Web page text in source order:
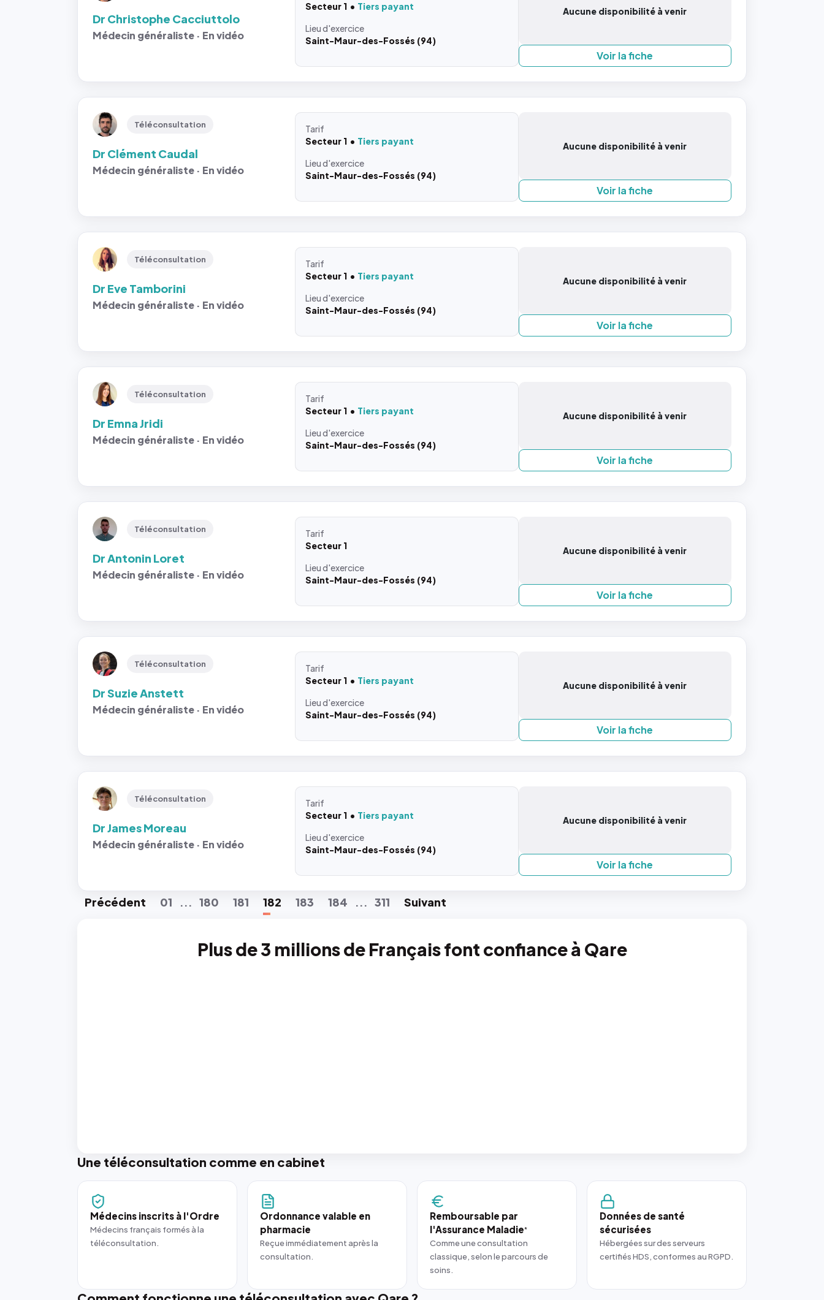
Dr Christophe Cacciuttolo
Médecin généraliste · En vidéo
Secteur 1
Tiers payant
Lieud'exercice
Saint-Maur-des-Fossés (94)
Aucune disponibilité à venir
Voir la fiche
Téléconsultation
Dr Clément Caudal
Médecin généraliste · En vidéo
Tarif
Secteur 1
Tiers payant
Lieud'exercice
Saint-Maur-des-Fossés (94)
Aucune disponibilité à venir
Voir la fiche
Téléconsultation
Dr Eve Tamborini
Médecin généraliste · En vidéo
Tarif
Secteur 1
Tiers payant
Lieud'exercice
Saint-Maur-des-Fossés (94)
Aucune disponibilité à venir
Voir la fiche
Téléconsultation
Dr Emna Jridi
Médecin généraliste · En vidéo
Tarif
Secteur 1
Tiers payant
Lieud'exercice
Saint-Maur-des-Fossés (94)
Aucune disponibilité à venir
Voir la fiche
Téléconsultation
Dr Antonin Loret
Médecin généraliste · En vidéo
Tarif
Secteur 1
Lieud'exercice
Saint-Maur-des-Fossés (94)
Aucune disponibilité à venir
Voir la fiche
Téléconsultation
Dr Suzie Anstett
Médecin généraliste · En vidéo
Tarif
Secteur 1
Tiers payant
Lieud'exercice
Saint-Maur-des-Fossés (94)
Aucune disponibilité à venir
Voir la fiche
Téléconsultation
Dr James Moreau
Médecin généraliste · En vidéo
Tarif
Secteur 1
Tiers payant
Lieud'exercice
Saint-Maur-des-Fossés (94)
Aucune disponibilité à venir
Voir la fiche
Précédent 01 ... 180 181 182 183 184 ... 311 Suivant
Plus de 3 millions de Français font confiance à Qare
Une téléconsultation comme en cabinet
Médecins inscrits à l'Ordre
Médecins français formés à la
téléconsultation.
Ordonnance valable en
pharmacie
Reçue immédiatement après la
consultation.
Remboursable par
l'Assurance Maladie*
Comme une consultation
classique, selon le parcours de
soins.
Données de santé
sécurisées
Hébergées sur des serveurs
certifiés HDS, conformes au RGPD.